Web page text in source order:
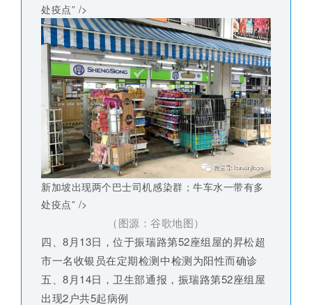
处疫点” />
新加坡出现两个巴士司机感染群；牛车水一带有多
处疫点” />
（图源：谷歌地图）
四、8月13日，位于振瑞路第52座组屋的昇松超
市一名收银员在定期检测中检测为阳性而确诊
五、8月14日，卫生部通报，振瑞路第52座组屋
出现2户共5起病例